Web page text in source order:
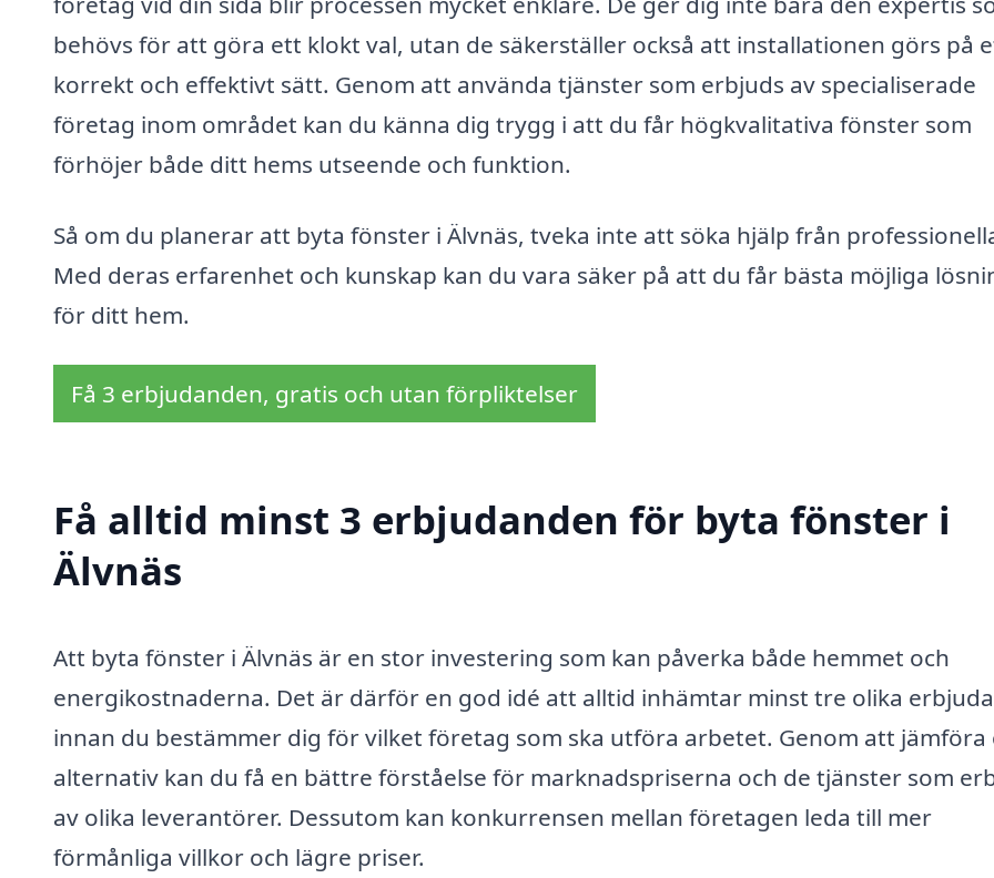
behövs för att göra ett klokt val, utan de säkerställer också att installationen görs på
korrekt och effektivt sätt. Genom att använda tjänster som erbjuds av specialiserade
företag inom området kan du känna dig trygg i att du får högkvalitativa fönster som
förhöjer både ditt hems utseende och funktion.
Så om du planerar att byta fönster i Älvnäs, tveka inte att söka hjälp från
Med deras erfarenhet och kunskap kan du vara säker på att du får bästa möjliga
för ditt hem.
Få 3 erbjudanden, gratis och utan förpliktelser
Få alltid minst 3 erbjudanden för byta fönster i
Älvnäs
Att byta fönster i Älvnäs är en stor investering som kan påverka både hemmet och
energikostnaderna. Det är därför en god idé att alltid inhämtar minst tre olika
innan du bestämmer dig för vilket företag som ska utföra arbetet. Genom att jämföra
alternativ kan du få en bättre förståelse för marknadspriserna och de tjänster som
av olika leverantörer. Dessutom kan konkurrensen mellan företagen leda till mer
förmånliga villkor och lägre priser.